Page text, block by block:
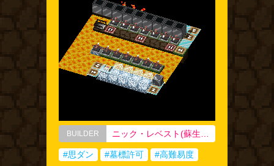
BUILDER
#思ダン #墓標許可 #高難易度